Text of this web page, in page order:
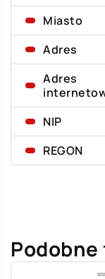
Miasto
Adres
Adres
NIP
REGON